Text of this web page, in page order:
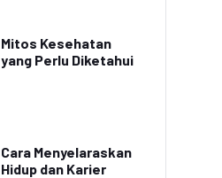
Mitos Kesehatan
yang Perlu Diketahui
Cara Menyelaraskan
Hidup dan Karier